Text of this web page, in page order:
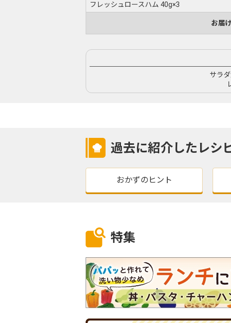
フレッシュロースハム 40g×3
お届
サラ
過去に紹介したレシ
おかずのヒント
特集